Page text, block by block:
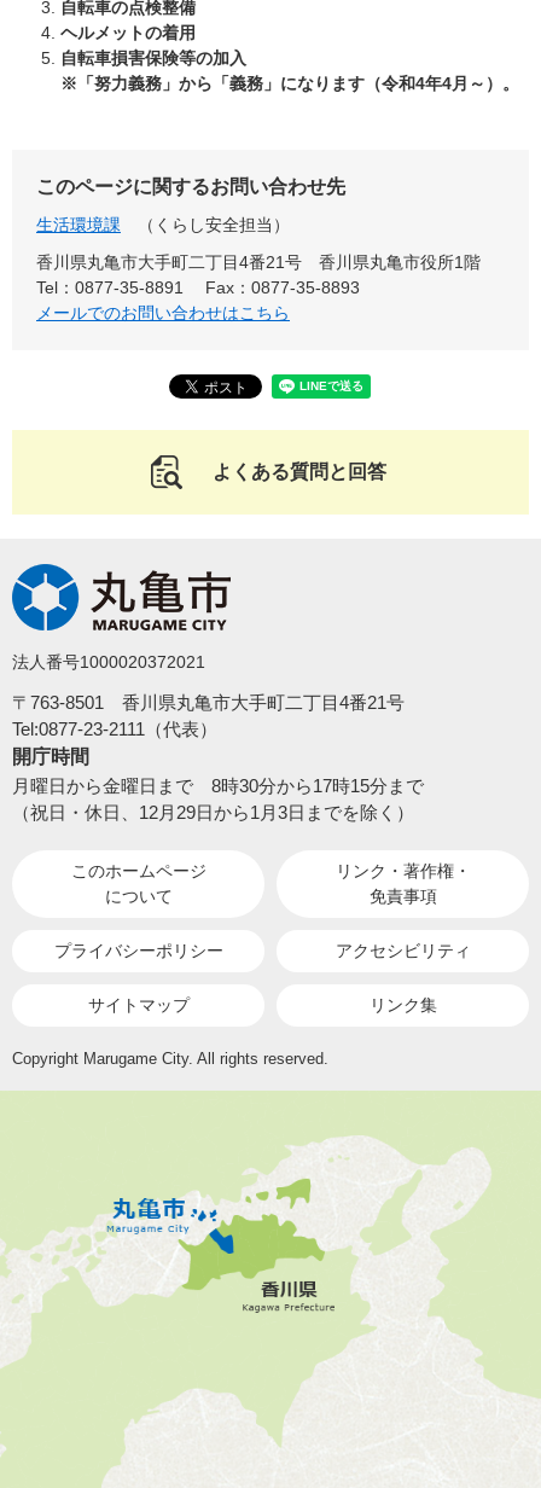
自転車の点検整備
ヘルメットの着用
自転車損害保険等の加入
※「努力義務」から「義務」になります（令和4年4月～）。
このページに関するお問い合わせ先
生活環境課
くらし安全担当
香川県丸亀市大手町二丁目4番21号 香川県丸亀市役所1階
Tel：0877-35-8891
Fax：0877-35-8893
メールでのお問い合わせはこちら
よくある質問と回答
法人番号1000020372021
〒763-8501 香川県丸亀市大手町二丁目4番21号
Tel:0877-23-2111（代表）
開庁時間
月曜日から金曜日まで 8時30分から17時15分まで
（祝日・休日、12月29日から1月3日までを除く）
このホームページ
について
リンク・著作権・
免責事項
プライバシーポリシー アクセシビリティ
サイトマップ リンク集
Copyright Marugame City. All rights reserved.